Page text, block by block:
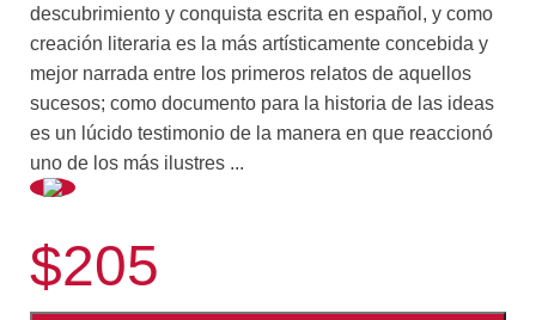
descubrimiento y conquista escrita en español, y como
creación literaria es la más artísticamente concebida y
mejor narrada entre los primeros relatos de aquellos
sucesos; como documento para la historia de las ideas
es un lúcido testimonio de la manera en que reaccionó
uno de los más ilustres ...
Pérez de Oliva– ante los problemas morales planteados
por la conquista. Y para suscitar todavía mayor interés,
$205